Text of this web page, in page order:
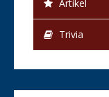
Artikel
Trivia